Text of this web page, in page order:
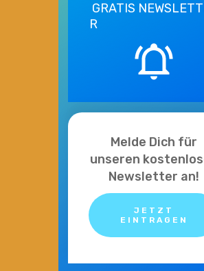
GRATIS
R
Melde Dich für
unseren
Newsletter an!
JETZT
EINTRAGEN